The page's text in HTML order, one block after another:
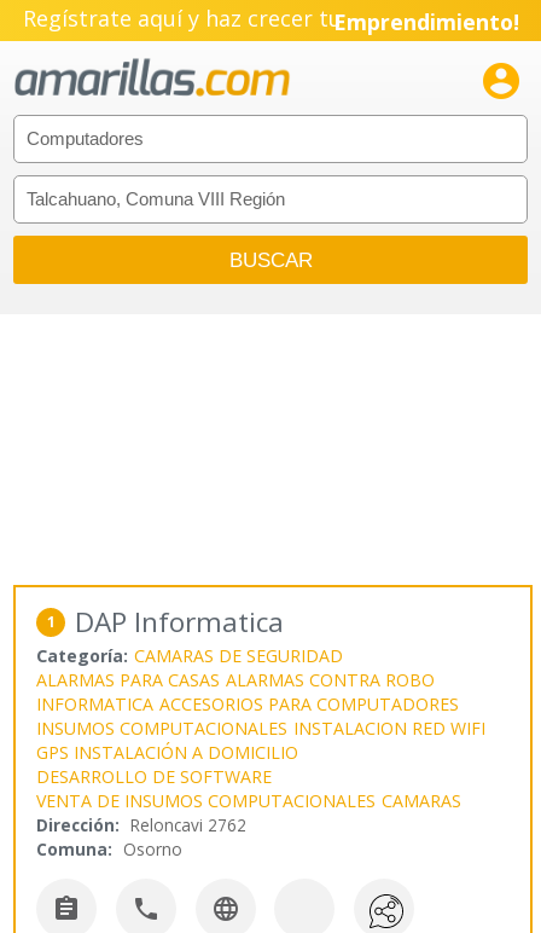
Regístrate aquí y haz crecer tuEmprendimiento!

1 DAP Informatica
Categoría: CAMARAS DE SEGURIDAD
ALARMAS PARA CASAS ALARMAS CONTRA ROBO
INFORMATICA ACCESORIOS PARA COMPUTADORES
INSUMOS COMPUTACIONALES INSTALACION RED WIFI
GPS INSTALACIÓN A DOMICILIO
DESARROLLO DE SOFTWARE
VENTA DE INSUMOS COMPUTACIONALES CAMARAS
Dirección: Reloncavi 2762
Comuna: Osorno
  